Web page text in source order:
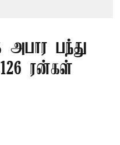
அபார பந்து
ரன்கள்